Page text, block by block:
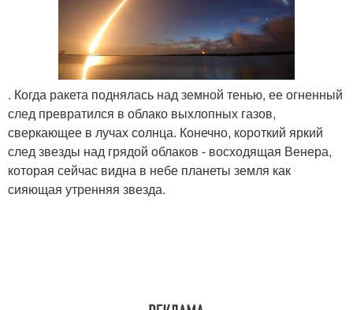
. Когда ракета поднялась над земной тенью, ее огненный
след превратился в облако выхлопных газов,
сверкающее в лучах солнца. Конечно, короткий яркий
след звезды над грядой облаков - восходящая Венера,
которая сейчас видна в небе планеты земля как
сияющая утренняя звезда.